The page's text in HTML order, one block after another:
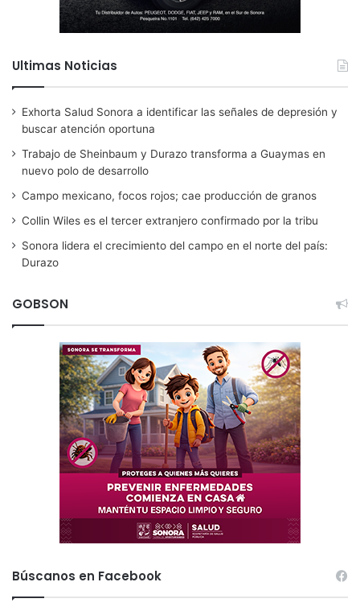
Ultimas Noticias
Exhorta Salud Sonora a identificar las señales de depresión y
buscar atención oportuna
Trabajo de Sheinbaum y Durazo transforma a Guaymas en
nuevo polo de desarrollo
Campo mexicano, focos rojos; cae producción de granos
Collin Wiles es el tercer extranjero confirmado por la tribu
Sonora lidera el crecimiento del campo en el norte del país:
Durazo
GOBSON
Búscanos en Facebook